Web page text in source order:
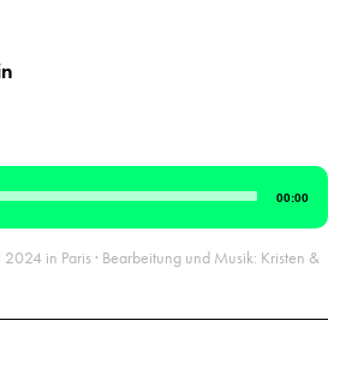
00:00
in Paris · Bearbeitung und Musik: Kristen &